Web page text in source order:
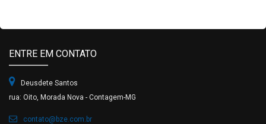
ENTRE EM CONTATO
Deusdete Santos
rua: Oito, Morada Nova - Contagem-MG
contato@bze.com.br